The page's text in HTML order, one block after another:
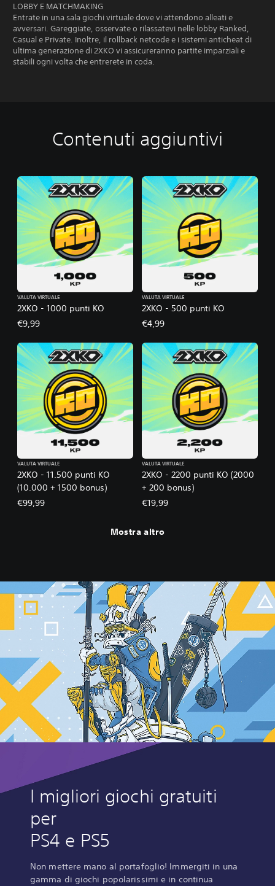
LOBBY E MATCHMAKING
Entrate in una sala giochi virtuale dove vi attendono alleati e
avversari. Gareggiate, osservate o rilassatevi nelle lobby Ranked,
Casual e Private. Inoltre, il rollback netcode e i sistemi anticheat di
ultima generazione di 2XKO vi assicureranno partite imparziali e
stabili ogni volta che entrerete in coda.
Contenuti aggiuntivi
2XKO - 1000 punti KO
VALUTA VIRTUALE
€9,99
2XKO - 500 punti KO
VALUTA VIRTUALE
€4,99
2XKO - 11.500 punti KO
(10.000 + 1500 bonus)
VALUTA VIRTUALE
€99,99
2XKO - 2200 punti KO (2000
+ 200 bonus)
VALUTA VIRTUALE
€19,99
Mostra altro
I migliori giochi gratuiti
per
PS4 e PS5
Non mettere mano al portafoglio! Immergiti in una
gamma di giochi popolarissimi e in continua